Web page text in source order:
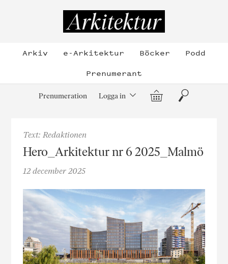
Arkiv e-Arkitektur Böcker
Podd
Prenumerant
Prenumeration Logga in Varukorg
Sök
Text: Redaktionen
Hero_Arkitektur nr 6 2025_Malmö
12 december 2025